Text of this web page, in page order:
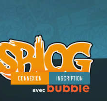
CONNEXION INSCRIPTION